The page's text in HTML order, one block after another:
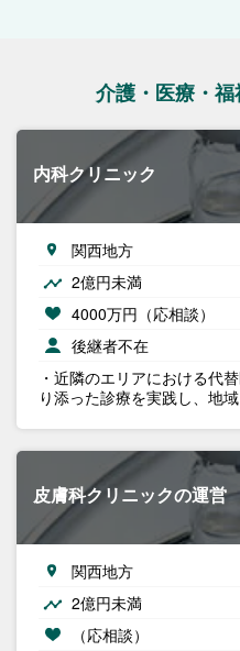
介護・医療・
内科クリニック
関西地方
2億円未満
4000万円（応相談）
後継者不在
・近隣のエリアにおける代
り添った診療を実践し、地
皮膚科クリニックの運営
関西地方
2億円未満
（応相談）